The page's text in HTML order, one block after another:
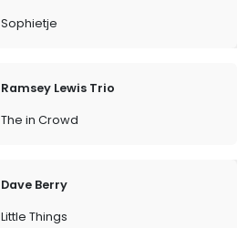
Sophietje
Ramsey Lewis Trio
The in Crowd
Dave Berry
Little Things